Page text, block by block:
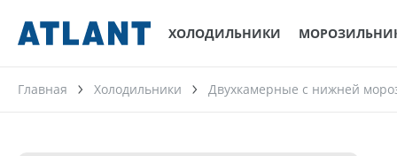
ХОЛОДИЛЬНИКИ
Главная Холодильники Двухкамерные с нижней